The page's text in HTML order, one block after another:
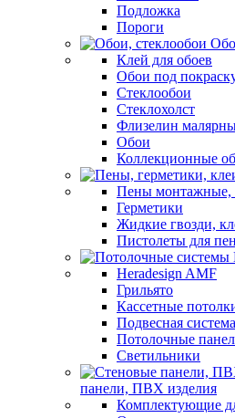
Подложка
Пороги
Клей для обоев
Обои под
Стеклообои
Стеклохолст
Флизелин
Обои
Коллекционные
Пены монтажные,
Герметики
Жидкие гвозди,
Пистолеты для
Heradesign AMF
Грильято
Кассетные
Подвесная система
Потолочные
Светильники
панели, ПВХ изделия
Комплектующие